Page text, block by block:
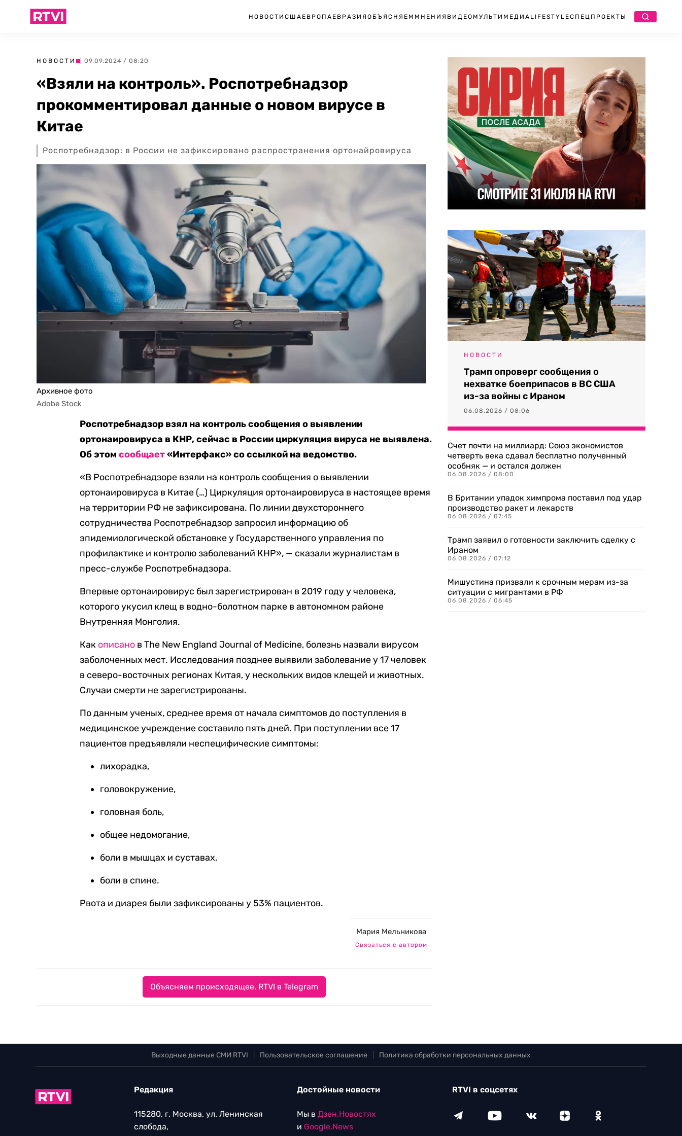
НОВОСТИ США ЕВРОПА ЕВРАЗИЯ ОБЪЯСНЯЕМ МНЕНИЯ ВИДЕО МУЛЬТИМЕДИА LIFESTYLEСПЕЦПРОЕКТЫ
НОВОСТИ | 09.09.2024 / 08:20
«Взяли на контроль». Роспотребнадзор
прокомментировал данные о новом вирусе в
Китае
Роспотребнадзор: в России не зафиксировано распространения ортонайровируса
Архивное фото
Adobe Stock
Роспотребнадзор взял на контроль сообщения о выявлении
ортонаировируса в КНР, сейчас в России циркуляция вируса не выявлена.
Об этомсообщает«Интерфакс» со ссылкой на ведомство.
«В Роспотребнадзоре взяли на контроль сообщения о выявлении
ортонаировируса в Китае (…) Циркуляция ортонаировируса в настоящее время
на территории РФ не зафиксирована. По линии двухстороннего
сотрудничества Роспотребнадзор запросил информацию об
эпидемиологической обстановке у Государственного управления по
профилактике и контролю заболеваний КНР», — сказали журналистам в
пресс-службе Роспотребнадзора.
Впервые ортонаировирус был зарегистрирован в 2019 году у человека,
которого укусил клещ в водно-болотном парке в автономном районе
Внутренняя Монголия.
Как описано в The New England Journal of Medicine, болезнь назвали вирусом
заболоченных мест. Исследования позднее выявили заболевание у 17 человек
в северо-восточных регионах Китая, у нескольких видов клещей и животных.
Случаи смерти не зарегистрированы.
По данным ученых, среднее время от начала симптомов до поступления в
медицинское учреждение составило пять дней. При поступлении все 17
пациентов предъявляли неспецифические симптомы:
лихорадка,
головокружение,
головная боль,
общее недомогание,
боли в мышцах и суставах,
боли в спине.
Рвота и диарея были зафиксированы у 53% пациентов.
Мария Мельникова
Связаться с автором
Объясняем происходящее. RTVI в Telegram
НОВОСТИ
Трамп опроверг сообщения о
нехватке боеприпасов в ВС США
из-за войны с Ираном
06.08.2026 / 08:06
Счет почти на миллиард: Союз экономистов
четверть века сдавал бесплатно полученный
особняк — и остался должен
06.08.2026 / 08:00
В Британии упадок химпрома поставил под удар
производство ракет и лекарств
06.08.2026 / 07:45
Трамп заявил о готовности заключить сделку с
Ираном
06.08.2026 / 07:12
Мишустина призвали к срочным мерам из-за
ситуации с мигрантами в РФ
06.08.2026 / 06:45
Выходные данные СМИ RTVI Пользовательское соглашение Политика обработки персональных данных
Редакция
115280, г. Москва, ул. Ленинская
слобода,
Достойные новости
Мы в Дзен.Новостях
и Google.News
RTVI в соцсетях